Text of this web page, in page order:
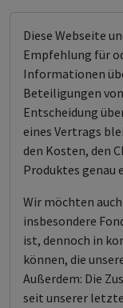
Diese Webseite
Empfehlung für
Informationen
Beteiligungen
Entscheidung
eines Vertrags
den Kosten, den
Produktes genau
Wir möchten
insbesondere
ist, dennoch in
können, die
Außerdem: Die
seit unserer